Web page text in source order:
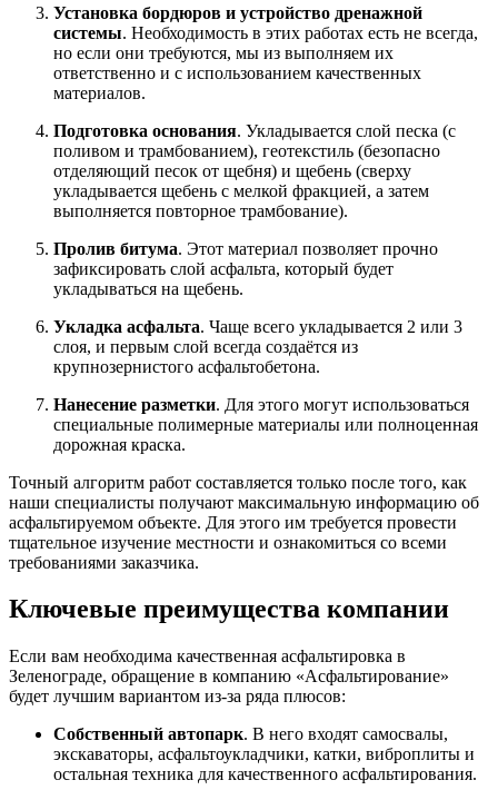
Установка бордюров и устройство дренажной
системы. Необходимость в этих работах есть не всегда,
но если они требуются, мы из выполняем их
ответственно и с использованием качественных
материалов.
Подготовка основания. Укладывается слой песка (с
поливом и трамбованием), геотекстиль (безопасно
отделяющий песок от щебня) и щебень (сверху
укладывается щебень с мелкой фракцией, а затем
выполняется повторное трамбование).
Пролив битума. Этот материал позволяет прочно
зафиксировать слой асфальта, который будет
укладываться на щебень.
Укладка асфальта. Чаще всего укладывается 2 или 3
слоя, и первым слой всегда создаётся из
крупнозернистого асфальтобетона.
Нанесение разметки. Для этого могут использоваться
специальные полимерные материалы или полноценная
дорожная краска.
Точный алгоритм работ составляется только после того, как
наши специалисты получают максимальную информацию об
асфальтируемом объекте. Для этого им требуется провести
тщательное изучение местности и ознакомиться со всеми
требованиями заказчика.
Ключевые преимущества компании
Если вам необходима качественная асфальтировка в
Зеленограде, обращение в компанию «Асфальтирование»
будет лучшим вариантом из-за ряда плюсов:
Собственный автопарк. В него входят самосвалы,
экскаваторы, асфальтоукладчики, катки, виброплиты и
остальная техника для качественного асфальтирования.